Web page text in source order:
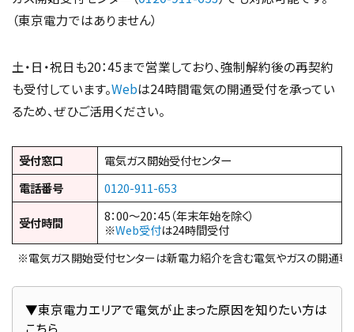
（東京電力ではありません）
土・日・祝日も20：45まで営業しており、強制解約後の再契約
も受付しています。Webは24時間電気の開通受付を承ってい
るため、ぜひご活用ください。
受付窓口
電気ガス開始受付センター
電話番号
0120-911-653
受付時間
8：00～20：45（年末年始を除く）
※Web受付は24時間受付
※電気ガス開始受付センターは新電力紹介を含む電気やガスの開通専
▼東京電力エリアで電気が止まった原因を知りたい方は